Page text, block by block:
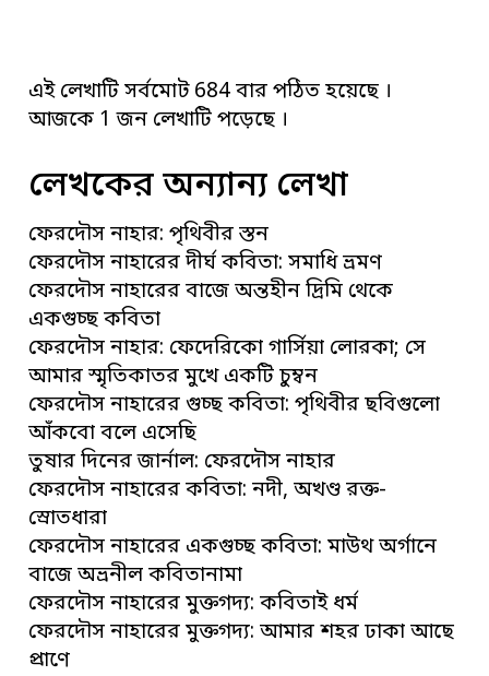
এই লেখাটি সর্বমোট 684 বার পঠিত হয়েছে ।
আজকে 1 জন লেখাটি পড়েছে ।
লেখকের অন্যান্য লেখা
ফেরদৌস নাহার: পৃথিবীর স্তন
ফেরদৌস নাহারের দীর্ঘ কবিতা: সমাধি ভ্রমণ
ফেরদৌস নাহারের বাজে অন্তহীন দ্রিমি থেকে
একগুচ্ছ কবিতা
ফেরদৌস নাহার: ফেদেরিকো গার্সিয়া লোরকা; সে
আমার স্মৃতিকাতর মুখে একটি চুম্বন
ফেরদৌস নাহারের গুচ্ছ কবিতা: পৃথিবীর ছবিগুলো
আঁকবো বলে এসেছি
তুষার দিনের জার্নাল: ফেরদৌস নাহার
ফেরদৌস নাহারের কবিতা: নদী, অখণ্ড রক্ত-
স্রোতধারা
ফেরদৌস নাহারের একগুচ্ছ কবিতা: মাউথ অর্গানে
বাজে অভ্রনীল কবিতানামা
ফেরদৌস নাহারের মুক্তগদ্য: কবিতাই ধর্ম
ফেরদৌস নাহারের মুক্তগদ্য: আমার শহর ঢাকা আছে
প্রাণে